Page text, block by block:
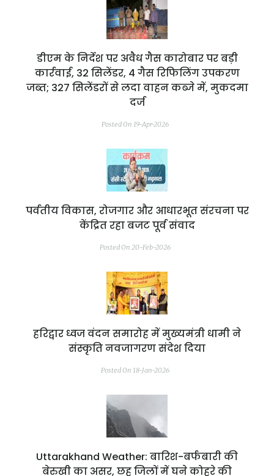
डीएम के निर्देश पर अवैध गैस कारोबार पर बड़ी
कार्रवाई, 32 सिलेंडर, 4 गैस रिफिलिंग उपकरण
जब्त; 327 सिलेंडरों से लदा वाहन कब्जे में, मुकदमा
दर्ज
Posted On 19-Apr-2026
पर्वतीय विकास, रोजगार और आधारभूत संरचना पर
केंद्रित रहा बजट पूर्व संवाद
Posted On 20-Feb-2026
हरिद्वार ध्वज वंदन समारोह में मुख्यमंत्री धामी ने
संस्कृति नवजागरण संदेश दिया
Posted On 18-Jan-2026
Uttarakhand Weather: बारिश-बर्फबारी की
बेरुखी का असर, छह जिलों में घने कोहरे की